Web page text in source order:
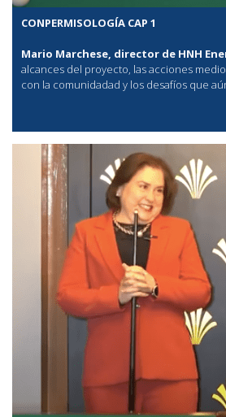
CONPERMISOLOGÍA CAP 1
Mario Marchese, director de HNH
alcances del proyecto, las acciones
con la comunidadad y los desafíos que